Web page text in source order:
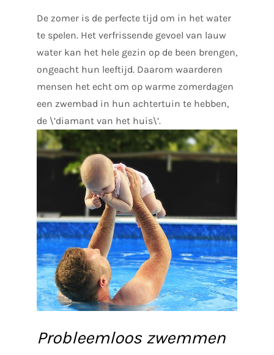
De zomer is de perfecte tijd om in het water
te spelen. Het verfrissende gevoel van lauw
water kan het hele gezin op de been brengen,
ongeacht hun leeftijd. Daarom waarderen
mensen het echt om op warme zomerdagen
een zwembad in hun achtertuin te hebben,
de \’diamant van het huis\’.
Probleemloos zwemmen